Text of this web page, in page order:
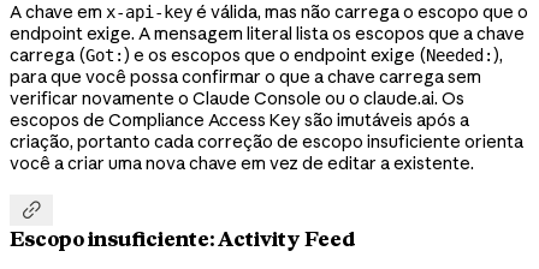
A chave em x-api-keyé válida, mas não carrega o escopo que o
endpoint exige. A mensagem literal lista os escopos que a chave
carrega (Got: ) e os escopos que o endpoint exige (Needed: ),
para que você possa confirmar o que a chave carrega sem
verificar novamente o Claude Console ou o claude.ai. Os
escopos de Compliance Access Key são imutáveis após a
criação, portanto cada correção de escopo insuficiente orienta
você a criar uma nova chave em vez de editar a existente.

Escopo insuficiente: Activity Feed